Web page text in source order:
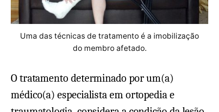
Uma das técnicas de tratamento é a imobilização
do membro afetado.
O tratamento determinado por um(a)
médico(a) especialista em ortopedia e